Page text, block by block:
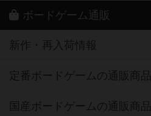
ボードゲーム通販
新作・再入荷情報
定番ボードゲームの通販商品
国産ボードゲームの通販商品